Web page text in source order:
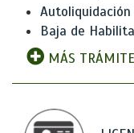
Baja de
MÁS